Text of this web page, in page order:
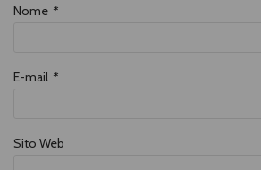
Nome *
E-mail *
Sito Web